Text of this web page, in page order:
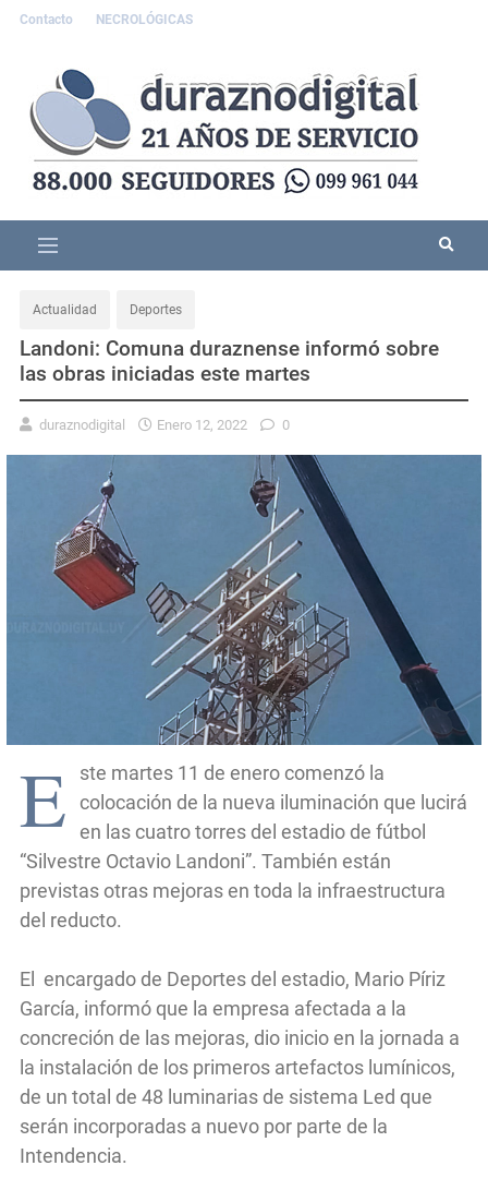
Contacto NECROLÓGICAS
Actualidad Deportes
Landoni: Comuna duraznense informó sobre
las obras iniciadas este martes
duraznodigital Enero 12, 2022 0
E
ste martes 11 de enero comenzó la
colocación de la nueva iluminación que lucirá
en las cuatro torres del estadio de fútbol
“Silvestre Octavio Landoni”. También están
previstas otras mejoras en toda la infraestructura
del reducto.
El encargado de Deportes del estadio, Mario Píriz
García, informó que la empresa afectada a la
concreción de las mejoras, dio inicio en la jornada a
la instalación de los primeros artefactos lumínicos,
de un total de 48 luminarias de sistema Led que
serán incorporadas a nuevo por parte de la
Intendencia.